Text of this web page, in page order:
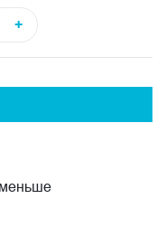
+